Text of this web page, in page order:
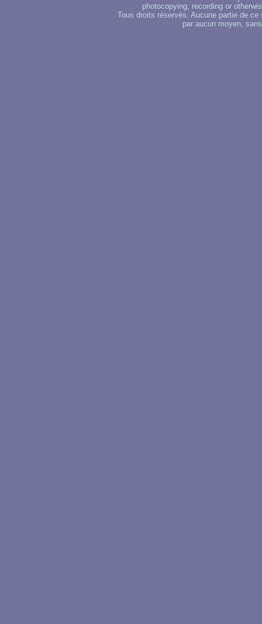
photocopying, recording or
Tous droits réservés. Aucune partie de
par aucun moyen,